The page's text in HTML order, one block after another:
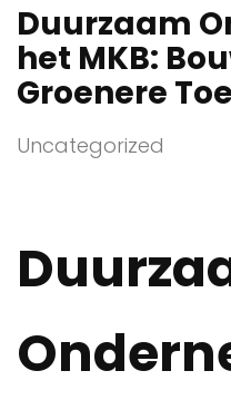
Duurzaam
het MKB:
Groenere
Uncategorized